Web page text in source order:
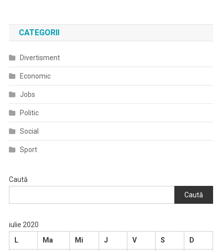
CATEGORII
Divertisment
Economic
Jobs
Politic
Social
Sport
Caută
Caută
iulie 2020
L
Ma Mi J V S D